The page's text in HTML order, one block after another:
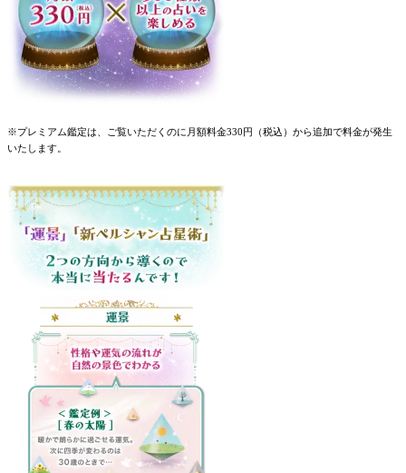
※プレミアム鑑定は、ご覧いただくのに月額料金330円（税込）から追加で料金が発生
いたします。